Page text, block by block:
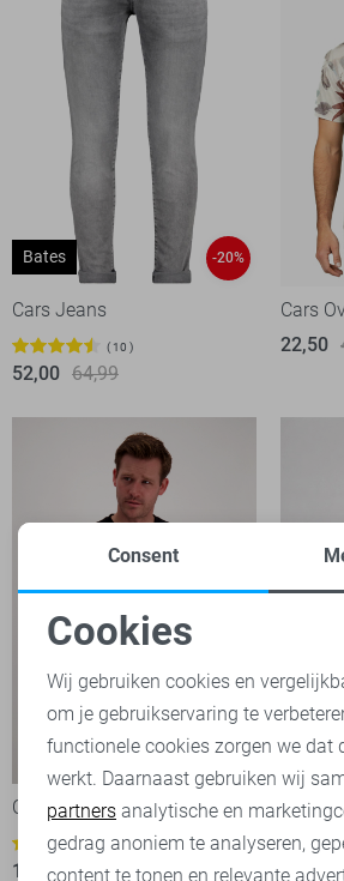
Bates -20%
Cars Jeans
10
52,00 64,99
Cars
22,50
-20%
Cars T-shirt
1
19,95 24,99
Cars
23,95
Noodzakelijke cookies
Personalisatie cookies
Analytische cookies
Marketing cookies
Consent
Cookies
Wij gebruiken cookies en
om je gebruikservaring te
functionele cookies zorgen we dat
werkt. Daarnaast gebruiken wij
partners analytische en
gedrag anoniem te analyseren,
content te tonen en relevante